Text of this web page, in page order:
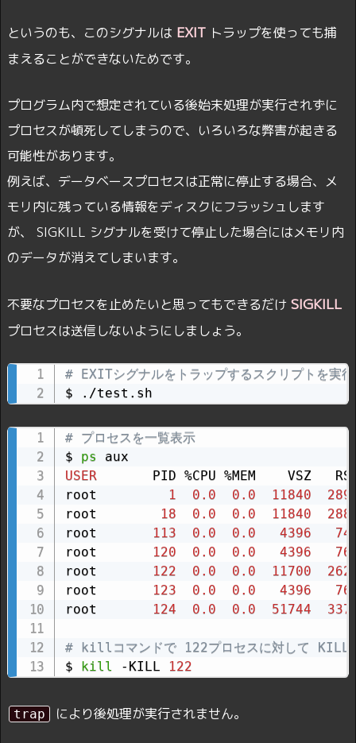
というのも、このシグナルは EXIT トラップを使っても捕
まえることができないためです。
プログラム内で想定されている後始末処理が実行されずに
プロセスが頓死してしまうので、いろいろな弊害が起きる
可能性があります。
例えば、データベースプロセスは正常に停止する場合、メ
モリ内に残っている情報をディスクにフラッシュします
が、 SIGKILL シグナルを受けて停止した場合にはメモリ内
のデータが消えてしまいます。
不要なプロセスを止めたいと思ってもできるだけ SIGKILL
プロセスは送信しないようにしましょう。
# EXITシグナルをトラップするスクリプトを実行
$ ./test.sh
# プロセスを一覧表示
$ ps
USER
PID %CPU %MEM    VSZ
root
1 0.0 0.0 11840
root
18 0.0 0.0 11840
root
113 0.0 0.0 4396
root
120 0.0 0.0 4396
root
122 0.0 0.0 11700
root
123 0.0 0.0 4396
root
124 0.0 0.0 51744
# killコマンドで 122プロセスに対して KILL
$ kill -KILL 122
trap により後処理が実行されません。